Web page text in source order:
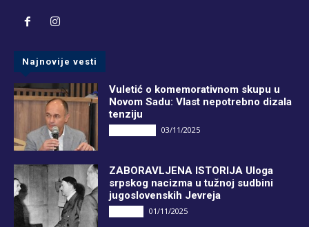
Najnovije vesti
Vuletić o komemorativnom skupu u
Novom Sadu: Vlast nepotrebno dizala
tenziju
03/11/2025
ZABORAVLJENA ISTORIJA Uloga
srpskog nacizma u tužnoj sudbini
jugoslovenskih Jevreja
01/11/2025